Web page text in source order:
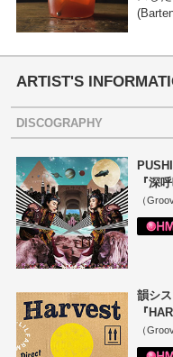
ARTIST'S
DISCOGRAPHY
『深
（
韻シス
『
（